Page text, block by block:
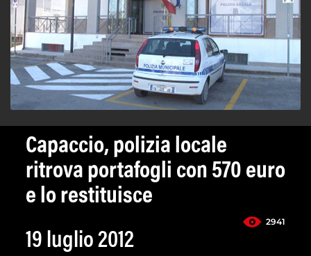
Capaccio, polizia locale
ritrova portafogli con 570 euro
e lo restituisce
2941
19 luglio 2012